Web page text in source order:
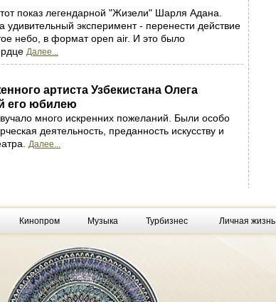
показ легендарной "Жизели" Шарля Адана.
эксперимент - перенести действие
небо, в формат open air. И это было
Далее...
артиста Узбекистана Олега
его юбилею
много искренних пожеланий. Были особо
деятельность, преданность искусству и
Далее...
Кинопром Музыка Турбизнес Личная жизнь